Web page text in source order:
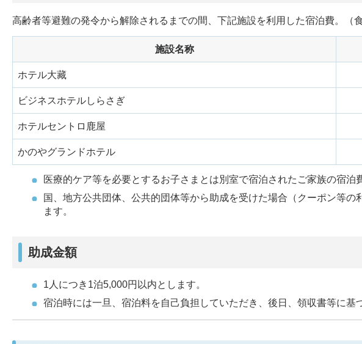
高齢者等避難の発令から解除されるまでの間、下記施設を利用した宿泊費。（
施設名称
ホテル大藏
ビジネスホテルしらさぎ
ホテルセントロ鹿屋
かのやグランドホテル
医療的ケア等を必要とするお子さまとは別室で宿泊されたご家族の宿泊
国、地方公共団体、公共的団体等から助成を受けた場合（クーポン等
ます。
助成金額
1人につき1泊5,000円以内とします。
宿泊時には一旦、宿泊料を自己負担していただき、後日、領収書等に基